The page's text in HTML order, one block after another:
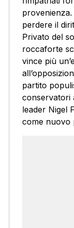
provenienza.
perdere il
Privato del
roccaforte
vince più
partito
conservatori
leader Nigel
come nuovo